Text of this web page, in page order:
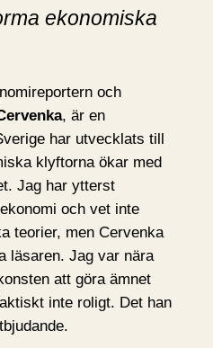
ekonomiska
och
, är en
har utvecklats till
klyftorna ökar med
Jag har ytterst
och vet inte
teorier, men Cervenka
läsaren. Jag var nära
att göra ämnet
inte roligt. Det han